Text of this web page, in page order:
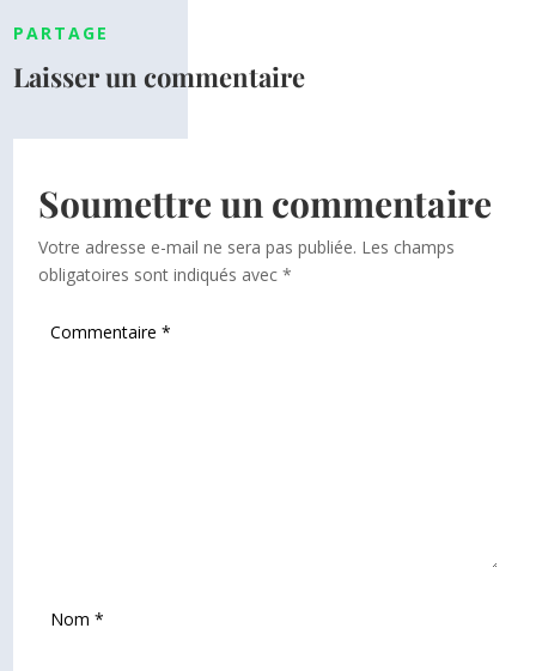
PARTAGE
Laisser un commentaire
Soumettre un commentaire
Votre adresse e-mail ne sera pas publiée. Les champs
obligatoires sont indiqués avec*